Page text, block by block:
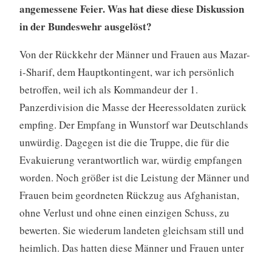
angemessene Feier. Was hat diese diese Diskussion
in der Bundeswehr ausgelöst?
Von der Rückkehr der Männer und Frauen aus Mazar-
i-Sharif, dem Hauptkontingent, war ich persönlich
betroffen, weil ich als Kommandeur der 1.
Panzerdivision die Masse der Heeressoldaten zurück
empfing. Der Empfang in Wunstorf war Deutschlands
unwürdig. Dagegen ist die die Truppe, die für die
Evakuierung verantwortlich war, würdig empfangen
worden. Noch größer ist die Leistung der Männer und
Frauen beim geordneten Rückzug aus Afghanistan,
ohne Verlust und ohne einen einzigen Schuss, zu
bewerten. Sie wiederum landeten gleichsam still und
heimlich. Das hatten diese Männer und Frauen unter